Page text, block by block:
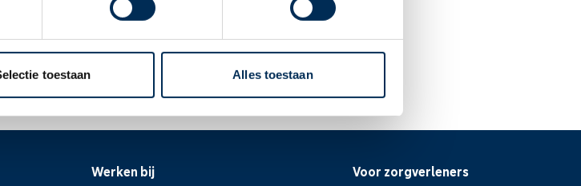
toestaan Alles toestaan
Werken bij
Voor zorgverleners